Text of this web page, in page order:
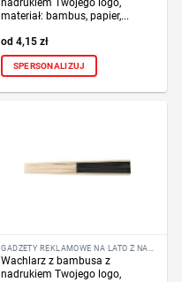
nadrukiem Twojego logo,
materiał: bambus, papier,...
4,15zł
SPERSONALIZUJ
Wachlarz z bambusa z
nadrukiem Twojego logo,